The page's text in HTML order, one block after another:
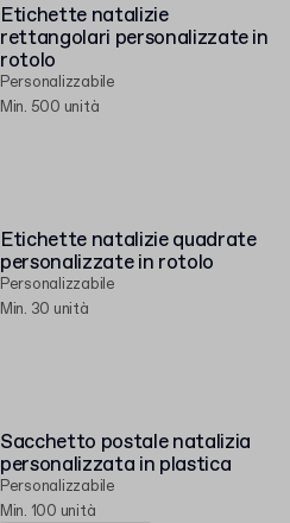
Etichette natalizie
rettangolari personalizzate in
rotolo
Personalizzabile
Min. 500 unità
Etichette natalizie quadrate
personalizzate in rotolo
Personalizzabile
Min. 30 unità
Sacchetto postale natalizia
personalizzata in plastica
Personalizzabile
Min. 100 unità